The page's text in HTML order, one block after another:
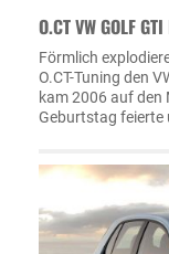
O.CT VW GOLF
Förmlich
O.CT-Tuning den
kam 2006 auf den
Geburtstag feierte